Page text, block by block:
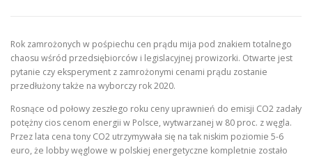
Rok zamrożonych w pośpiechu cen prądu mija pod znakiem totalnego
chaosu wśród przedsiębiorców i legislacyjnej prowizorki. Otwarte jest
pytanie czy eksperyment z zamrożonymi cenami prądu zostanie
przedłużony także na wyborczy rok 2020.
Rosnące od połowy zeszłego roku ceny uprawnień do emisji CO2 zadały
potężny cios cenom energii w Polsce, wytwarzanej w 80 proc. z węgla.
Przez lata cena tony CO2 utrzymywała się na tak niskim poziomie 5-6
euro, że lobby węglowe w polskiej energetyczne kompletnie zostało